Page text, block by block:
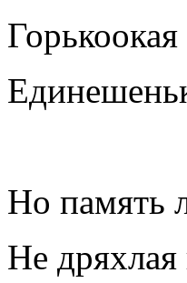
Горькоокая
Но память
Не